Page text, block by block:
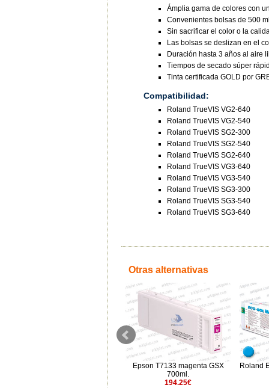
Ámplia gama de colores con
Convenientes bolsas de 500
Sin sacrificar el color o la
Las bolsas se deslizan en el
Duración hasta 3 años al aire
Tiempos de secado súper
Tinta certificada GOLD por
Compatibilidad:
Roland TrueVIS VG2-640
Roland TrueVIS VG2-540
Roland TrueVIS SG2-300
Roland TrueVIS SG2-540
Roland TrueVIS SG2-640
Roland TrueVIS VG3-640
Roland TrueVIS VG3-540
Roland TrueVIS SG3-300
Roland TrueVIS SG3-540
Roland TrueVIS SG3-640
Otras alternativas
Roland TrueVIS TR2 verde
Epson T7133 magenta GSX
700ml.
194.25€
Roland